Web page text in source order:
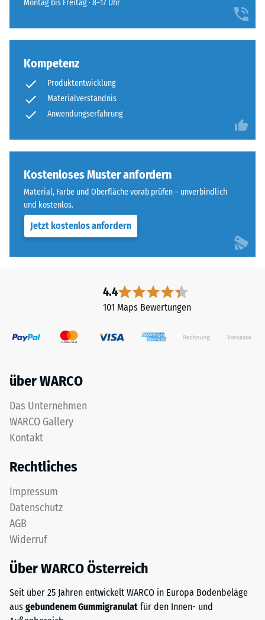
Montag bis Freitag · 8–17 Uhr
Kompetenz
Produktentwicklung
Materialverständnis
Anwendungserfahrung
Kostenloses Muster anfordern
Material, Farbe und Oberfläche vorab prüfen – unverbindlich
und kostenlos.
Jetzt kostenlos anfordern
4.4
101 Maps Bewertungen
über WARCO
Das Unternehmen
WARCO Gallery
Kontakt
Rechtliches
Impressum
Datenschutz
AGB
Widerruf
Über WARCO Österreich
Seit über 25 Jahren entwickelt WARCO in Europa Bodenbeläge
aus gebundenem Gummigranulat für den Innen- und